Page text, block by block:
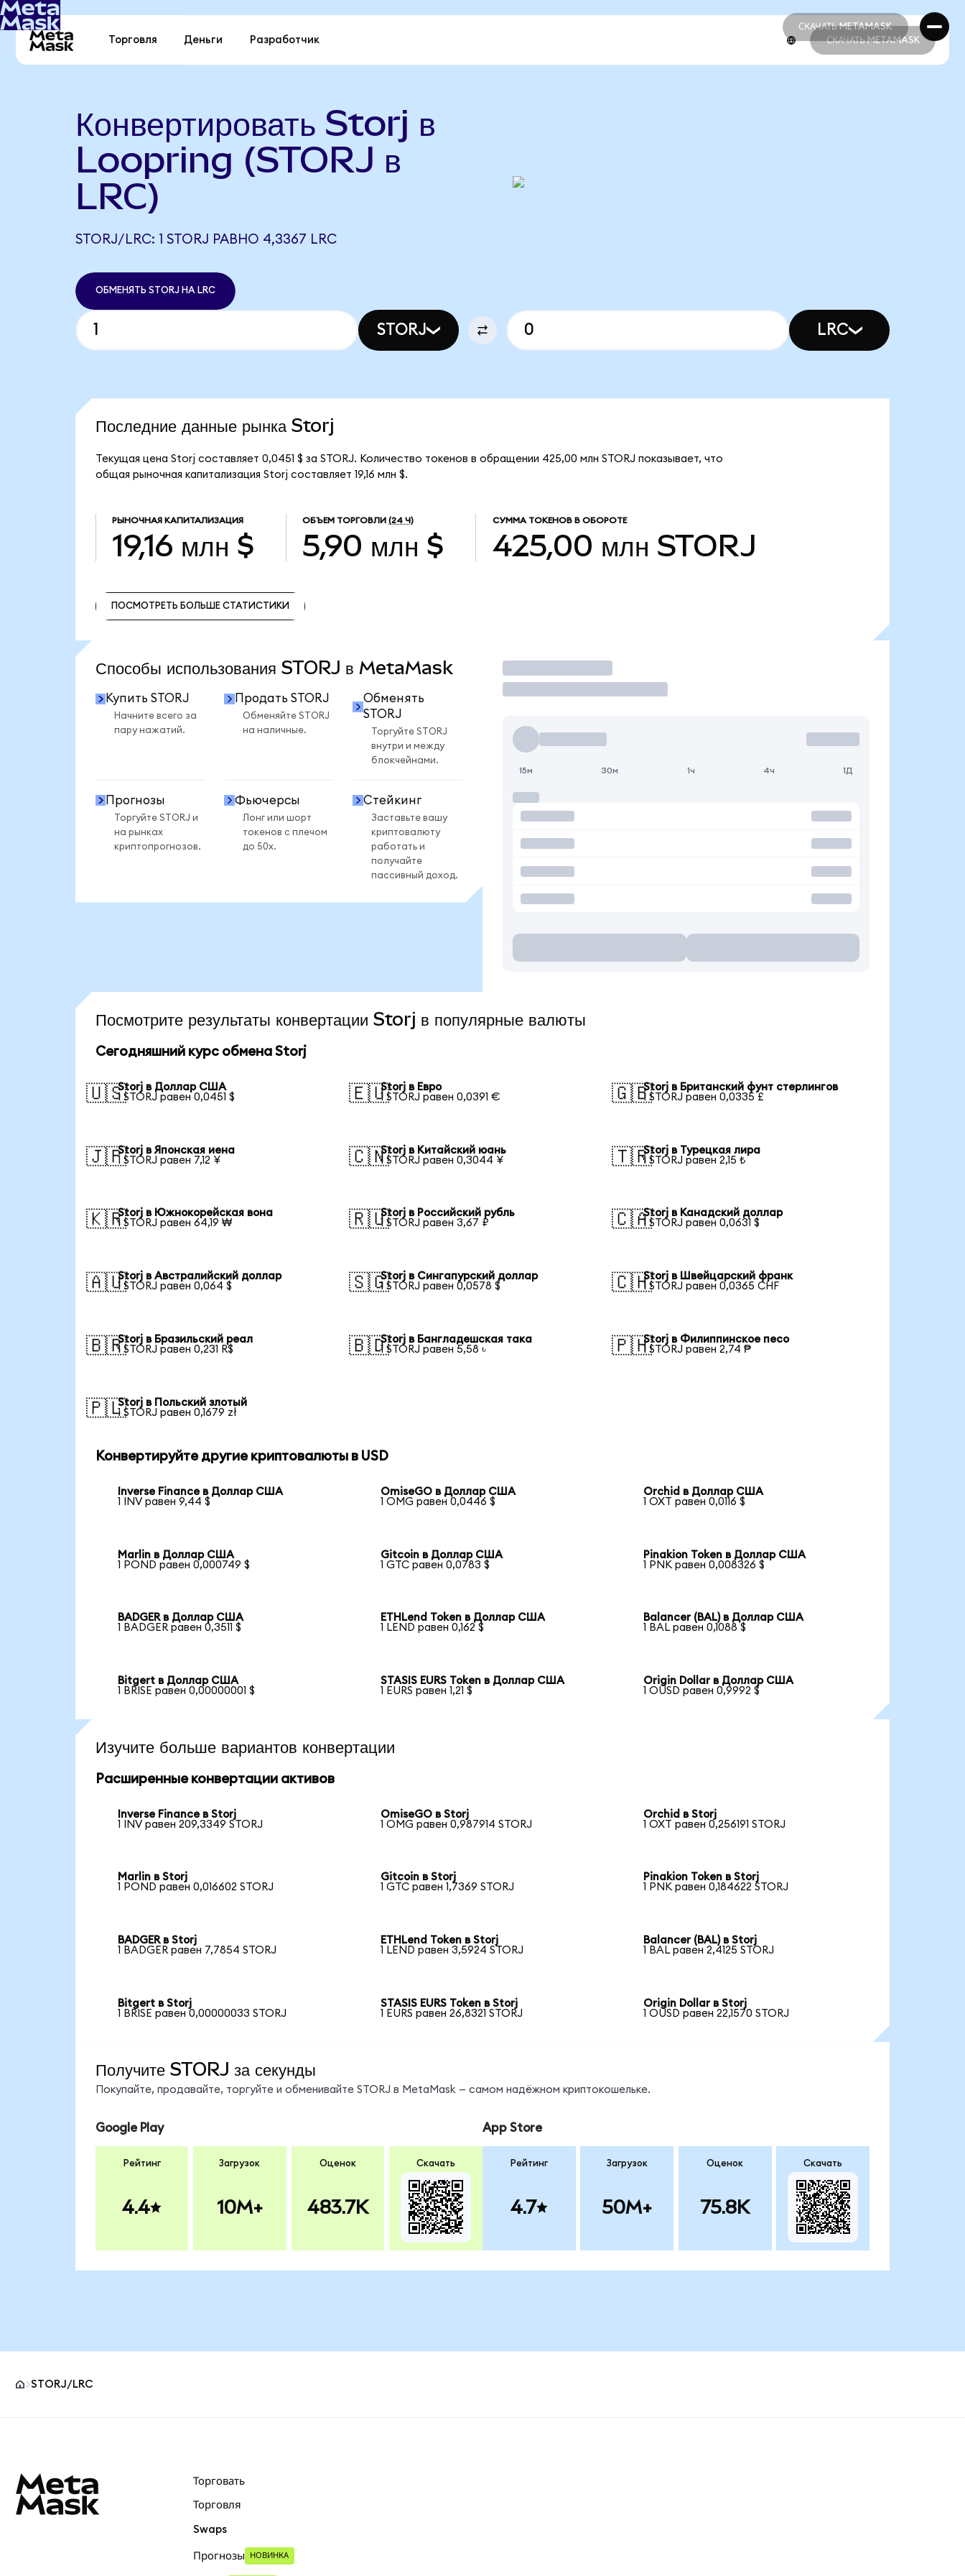
СКАЧАТЬ METAMASK
СКАЧАТЬ METAMASK
Торговля Деньги Разработчик СКАЧАТЬ METAMASK
Конвертировать Storj в
Loopring (STORJ в
LRC)
STORJ/LRC: 1 STORJ РАВНО 4,3367 LRC
ОБМЕНЯТЬ STORJ НА LRC
STORJ LRC
Последние данные рынка Storj
Текущая цена Storj составляет 0,0451 $ за STORJ. Количество токенов в обращении 425,00 млн STORJ показывает, что
общая рыночная капитализация Storj составляет 19,16 млн $.
РЫНОЧНАЯ КАПИТАЛИЗАЦИЯ
19,16 млн $
ОБЪЕМ ТОРГОВЛИ (24 Ч)
5,90 млн $
СУММА ТОКЕНОВ В ОБОРОТЕ
425,00 млн STORJ
ПОСМОТРЕТЬ БОЛЬШЕ СТАТИСТИКИ
Способы использования STORJ в MetaMask
Купить STORJ
Начните всего за
пару нажатий.
Продать STORJ
Обменяйте STORJ
на наличные.
Обменять
STORJ
Торгуйте STORJ
внутри и между
блокчейнами.
Прогнозы
Торгуйте STORJ и
на рынках
криптопрогнозов.
Фьючерсы
Лонг или шорт
токенов с плечом
до 50x.
Стейкинг
Заставьте вашу
криптовалюту
работать и
получайте
пассивный доход.
Торговать
15м 30м 1ч 4ч 1Д
Посмотрите результаты конвертации Storj в популярные валюты
Сегодняшний курс обмена Storj
🇺🇸Storj в Доллар США
1 STORJ равен 0,0451 $
🇪🇺Storj в Евро
1 STORJ равен 0,0391 €
🇬🇧Storj в Британский фунт стерлингов
1 STORJ равен 0,0335 £
🇯🇵Storj в Японская иена
1 STORJ равен 7,12 ¥
🇨🇳Storj в Китайский юань
1 STORJ равен 0,3044 ¥
🇹🇷Storj в Турецкая лира
1 STORJ равен 2,15 ₺
🇰🇷Storj в Южнокорейская вона
1 STORJ равен 64,19 ₩
🇷🇺Storj в Российский рубль
1 STORJ равен 3,67 ₽
🇨🇦Storj в Канадский доллар
1 STORJ равен 0,0631 $
🇦🇺Storj в Австралийский доллар
1 STORJ равен 0,064 $
🇸🇬Storj в Сингапурский доллар
1 STORJ равен 0,0578 $
🇨🇭Storj в Швейцарский франк
1 STORJ равен 0,0365 CHF
🇧🇷Storj в Бразильский реал
1 STORJ равен 0,231 R$
🇧🇩Storj в Бангладешская така
1 STORJ равен 5,58 ৳
🇵🇭Storj в Филиппинское песо
1 STORJ равен 2,74 ₱
🇵🇱Storj в Польский злотый
1 STORJ равен 0,1679 zł
Конвертируйте другие криптовалюты в USD
Inverse Finance в Доллар США
1 INV равен 9,44 $
OmiseGO в Доллар США
1 OMG равен 0,0446 $
Orchid в Доллар США
1 OXT равен 0,0116 $
Marlin в Доллар США
1 POND равен 0,000749 $
Gitcoin в Доллар США
1 GTC равен 0,0783 $
Pinakion Token в Доллар США
1 PNK равен 0,008326 $
BADGER в Доллар США
1 BADGER равен 0,3511 $
ETHLend Token в Доллар США
1 LEND равен 0,162 $
Balancer (BAL) в Доллар США
1 BAL равен 0,1088 $
Bitgert в Доллар США
1 BRISE равен 0,00000001 $
STASIS EURS Token в Доллар США
1 EURS равен 1,21 $
Origin Dollar в Доллар США
1 OUSD равен 0,9992 $
Изучите больше вариантов конвертации
Расширенные конвертации активов
Inverse Finance в Storj
1 INV равен 209,3349 STORJ
OmiseGO в Storj
1 OMG равен 0,987914 STORJ
Orchid в Storj
1 OXT равен 0,256191 STORJ
Marlin в Storj
1 POND равен 0,016602 STORJ
Gitcoin в Storj
1 GTC равен 1,7369 STORJ
Pinakion Token в Storj
1 PNK равен 0,184622 STORJ
BADGER в Storj
1 BADGER равен 7,7854 STORJ
ETHLend Token в Storj
1 LEND равен 3,5924 STORJ
Balancer (BAL) в Storj
1 BAL равен 2,4125 STORJ
Bitgert в Storj
1 BRISE равен 0,00000033 STORJ
STASIS EURS Token в Storj
1 EURS равен 26,8321 STORJ
Origin Dollar в Storj
1 OUSD равен 22,1570 STORJ
Получите STORJ за секунды
Покупайте, продавайте, торгуйте и обменивайте STORJ в MetaMask — самом надёжном криптокошельке.
Google Play
Рейтинг
4.4
Загрузок
10M+
Оценок
483.7K
Скачать
App Store
Рейтинг
4.7
Загрузок
50M+
Оценок
75.8K
Скачать
STORJ/LRC
Торговать
Торговля
Swaps
Прогнозы НОВИНКА